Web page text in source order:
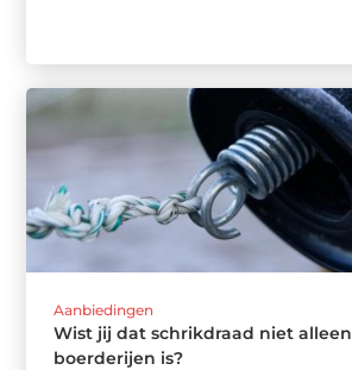
Aanbiedingen
Wist jij dat schrikdraad niet
boerderijen is?